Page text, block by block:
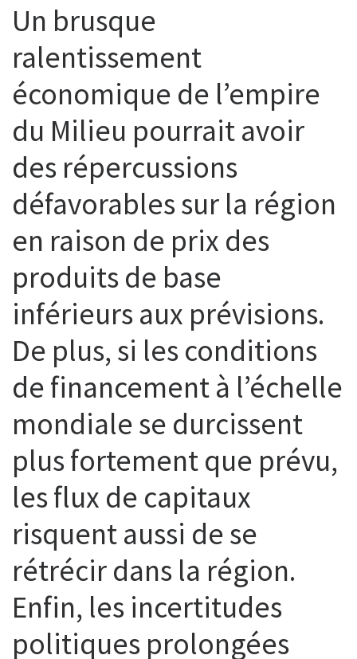
Un brusque
ralentissement
économique de l’empire
du Milieu pourrait avoir
des répercussions
défavorables sur la région
en raison de prix des
produits de base
inférieurs aux prévisions.
De plus, si les conditions
de financement à l’échelle
mondiale se durcissent
plus fortement que prévu,
les flux de capitaux
risquent aussi de se
rétrécir dans la région.
Enfin, les incertitudes
politiques prolongées